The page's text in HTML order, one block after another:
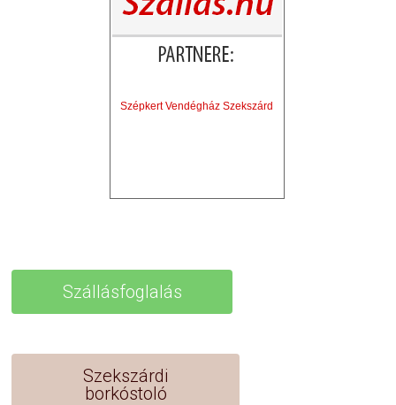
Szépkert Vendégház Szekszárd
Szállásfoglalás
Szekszárdi
borkóstoló